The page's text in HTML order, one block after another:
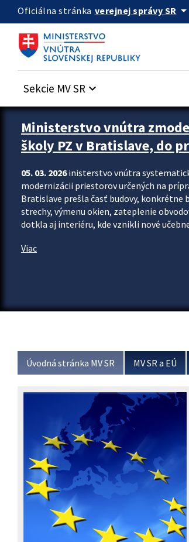
Preskocit na hlavný obsah
Oficiálna stránka verejnej správy SR arrow_drop_down
Sekcie MV SR keyboard_arrow_down
Ministerstvo vnútra
školy PZ v Bratislave, do
05. 03. 2026inisterstvo vnútra
modernizácii priestorov určených na
Bratislave prešla časť budovy,
strechy, výmenu okien, zateplenie
dotkla aj interiéru, kde vznikli nové
Viac
Úvodná stránka MV SR MV SR a EÚ